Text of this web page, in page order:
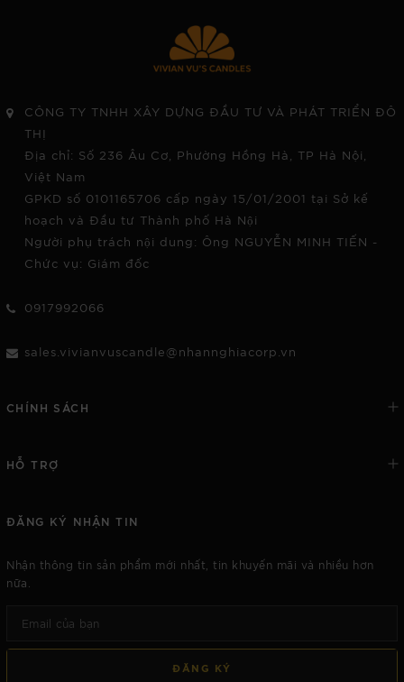
CÔNG TY TNHH XÂY DỰNG ĐẦU TƯ VÀ PHÁT TRIỂN ĐÔ
THỊ
Địa chỉ: Số 236 Âu Cơ, Phường Hồng Hà, TP Hà Nội,
Việt Nam
GPKD số 0101165706 cấp ngày 15/01/2001 tại Sở kế
hoạch và Đầu tư Thành phố Hà Nội
Người phụ trách nội dung: Ông NGUYỄN MINH TIẾN -
Chức vụ: Giám đốc
0917992066
sales.vivianvuscandle@nhannghiacorp.vn
CHÍNH SÁCH
HỖ TRỢ
ĐĂNG KÝ NHẬN TIN
Nhận thông tin sản phẩm mới nhất, tin khuyến mãi và nhiều hơn
nữa.
ĐĂNG KÝ